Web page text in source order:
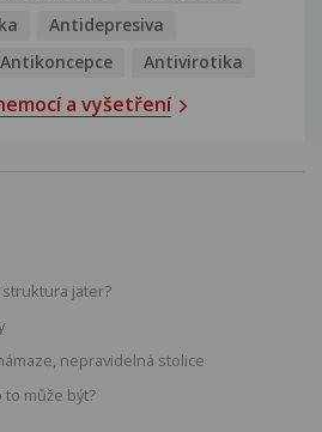
Antidepresiva
Antikoncepce Antivirotika
a vyšetření
jater?
nepravidelná stolice
to může být?